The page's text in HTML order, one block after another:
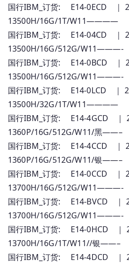
国行IBM_订货: E14-0ECD ｜
13500H/16G/1T/
国行IBM_订货: E14-04CD ｜
13500H/16G/512G/
国行IBM_订货: E14-0BCD ｜
13500H/16G/512G/
国行IBM_订货: E14-0LCD ｜
13500H/32G/1T/
国行IBM_订货: E14-4GCD ｜
1360P/16G/512G/W11/黑
国行IBM_订货: E14-4CCD ｜
1360P/16G/512G/W11/银
国行IBM_订货: E14-0CCD ｜
13700H/16G/512G/
国行IBM_订货: E14-BVCD ｜
13700H/16G/512G/
国行IBM_订货: E14-0HCD ｜
13700H/16G/1T/W11//银
国行IBM_订货: E14-4DCD ｜